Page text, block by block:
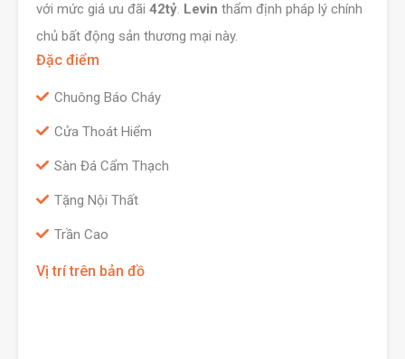
với mức giá ưu đãi 42tỷ. Levin thẩm định pháp lý chính
chủ bất động sản thương mại này.
Đặc điểm
Chuông Báo Cháy
Cửa Thoát Hiểm
Sàn Đá Cẩm Thạch
Tặng Nội Thất
Trần Cao
Vị trí trên bản đồ